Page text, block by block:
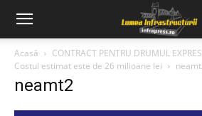
Acasă
CONTRACT PENTRU DRUMUL
Costul estimat este de 26 milioane lei
neamt2